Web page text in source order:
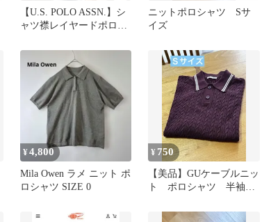
【U.S. POLO ASSN.】シ
ャツ襟レイヤードポロニ
ニットポロシャツ Sサ
イズ
¥4,800
Mila Owen ラメ ニット ポ
ロシャツ SIZE 0
¥ 750
【美品】GUケーブルニッ
ト ポロシャツ 半袖